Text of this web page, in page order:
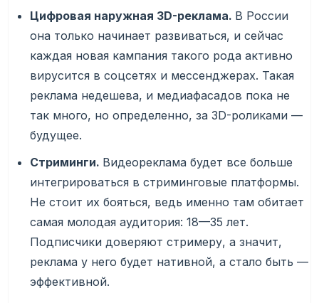
Цифровая наружная 3D-реклама. В России
она только начинает развиваться, и сейчас
каждая новая кампания такого рода активно
вирусится в соцсетях и мессенджерах. Такая
реклама недешева, и медиафасадов пока не
так много, но определенно, за 3D-роликами —
будущее.
Стриминги. Видеореклама будет все больше
интегрироваться в стриминговые платформы.
Не стоит их бояться, ведь именно там обитает
самая молодая аудитория: 18—35 лет.
Подписчики доверяют стримеру, а значит,
реклама у него будет нативной, а стало быть —
эффективной.